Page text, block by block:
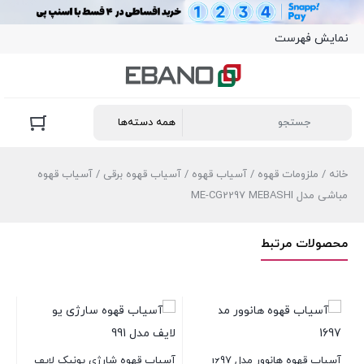
نمایش فهرست
خانه / ملزومات قهوه / آسیاب قهوه / آسیاب قهوه برقی / آسیاب قهوه
مباشی مدل ME-CG2297 MEBASHI
محصولات مرتبط
آسیاب قهوه هانوور مدل 1697
آسیاب قهوه شارژی یونیک لایف